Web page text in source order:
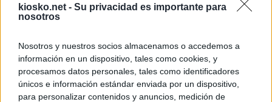
kiosko.net - Su privacidad es importante para
nosotros
Nosotros y nuestros socios almacenamos o accedemos a
información en un dispositivo, tales como cookies, y
procesamos datos personales, tales como identificadores
únicos e información estándar enviada por un dispositivo,
para personalizar contenidos y anuncios, medición de